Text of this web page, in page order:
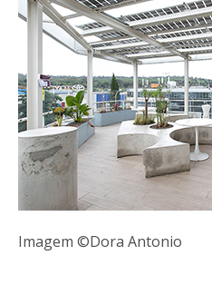
Imagem ©Dora Antonio